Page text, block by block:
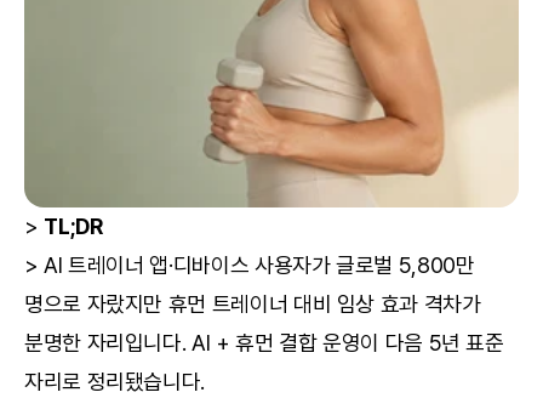
> TL;DR
> AI 트레이너 앱·디바이스 사용자가 글로벌 5,800만
명으로 자랐지만 휴먼 트레이너 대비 임상 효과 격차가
분명한 자리입니다. AI + 휴먼 결합 운영이 다음 5년 표준
자리로 정리됐습니다.